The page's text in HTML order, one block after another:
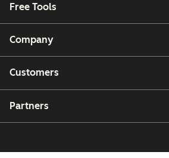
Free Tools
Company
Customers
Partners